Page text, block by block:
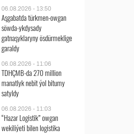
06.08.2026 - 13:50
Aşgabatda türkmen-owgan
söwda-ykdysady
gatnaşyklaryny ösdürmeklige
garaldy
06.08.2026 - 11:06
TDHÇMB-da 270 million
manatlyk nebit ýol bitumy
satyldy
06.08.2026 - 11:03
“Hazar Logistik” owgan
wekiliýeti bilen logistika